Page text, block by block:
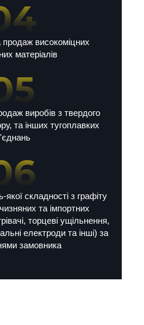
високоміцних
матеріалів
виробів з твердого
та інших тугоплавких
складності з графіту
та імпортних
торцеві ущільнення,
електроди та інші) за
замовника